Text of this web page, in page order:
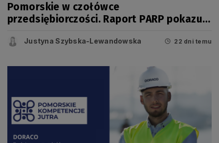
Pomorskie w czołówce
przedsiębiorczości. Raport PARP pokazuje
regionu świadczy coś więcej niż liczba
Justyna Szybska-Lewandowska 22 dni temu